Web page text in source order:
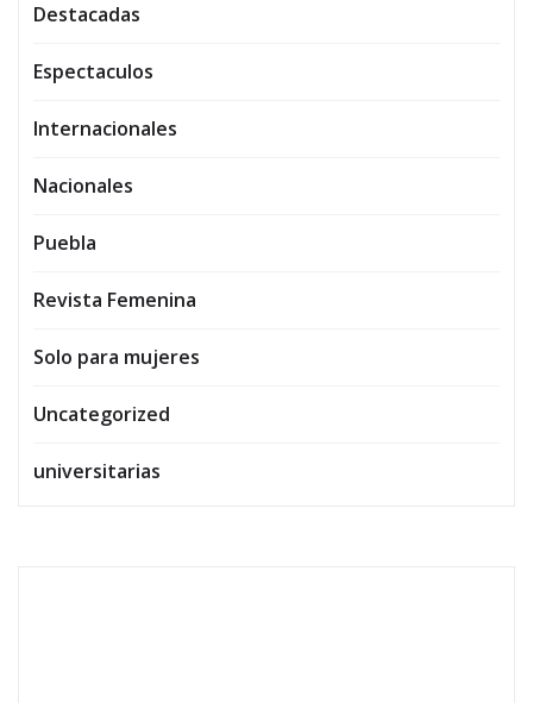
Destacadas
Espectaculos
Internacionales
Nacionales
Puebla
Revista Femenina
Solo para mujeres
Uncategorized
universitarias